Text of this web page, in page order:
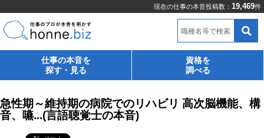
現在の仕事の本音投稿数： 19,469件
職種名等で検索
仕事の本音を
探す・見る
資格を
調べる
急性期～維持期の病院でのリハビリ 高次脳機能、構
音、嚥...(言語聴覚士の本音)